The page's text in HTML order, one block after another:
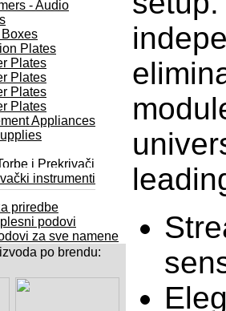
- Audio
Plates
Plates
Plates
Plates
Plates
Appliances
i Prekrivači
instrumenti
priredbe
podovi
za sve namene
po brendu: